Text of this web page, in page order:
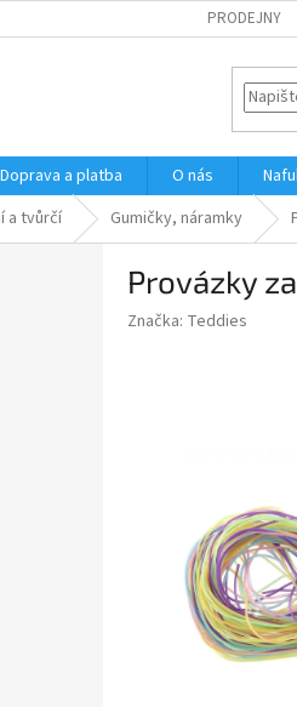
PRODEJNY
Doprava a platba O nás
a tvůrčí Gumičky, náramky
Provázky
Značka: Teddies